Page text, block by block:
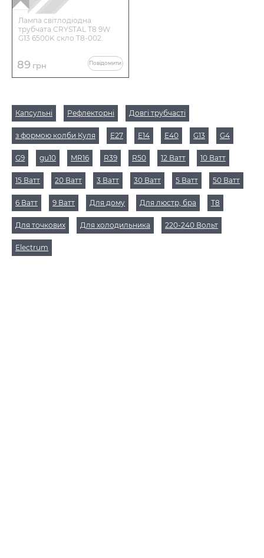
Лампа світлодіодна
трубчата CRYSTAL Т8 9W
G13 6500K скло T8-002.
89 грн Повідомити
Капсульні Рефлекторні Довгі трубчасті
з формою колби Куля Е27 Е14 Е40 G13 G4
G9 gu10 MR16 R39 R50 12 Ватт 10 Ватт
15 Ватт 20 Ватт 3 Ватт 30 Ватт 5 Ватт 50 Ватт
6 Ватт 9 Ватт Для дому Для люстр, бра Т8
Для точкових Для холодильника 220-240 Вольт
Electrum